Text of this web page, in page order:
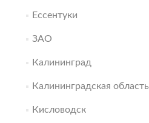
Ессентуки
ЗАО
Калининград
Калининградская область
Кисловодск